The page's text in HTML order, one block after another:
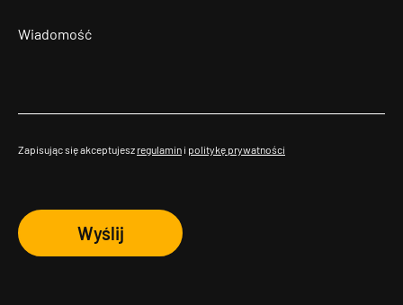
Zapisując się akceptujesz regulamin i politykę prywatności
Wyślij